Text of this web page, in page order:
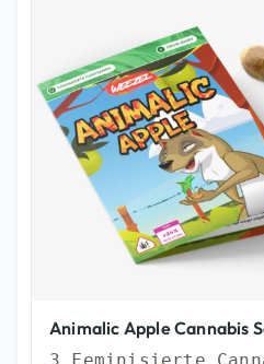
Animalic Apple Cannabis